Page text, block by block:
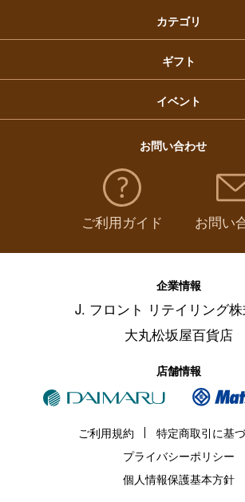
カテゴリ
ギフト
イベント
福袋
お問い合わせ
ご利用ガイド お問い
企業情報
J. フロント リテイリング
大丸松坂屋百貨店
店舗情報
ご利用規約
特定商取引に基
プライバシーポリシー
個人情報保護基本方針